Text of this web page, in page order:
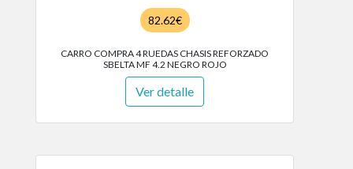
82.62€
CARRO COMPRA 4 RUEDAS CHASIS REFORZADO
SBELTA MF 4.2 NEGRO ROJO
Ver detalle